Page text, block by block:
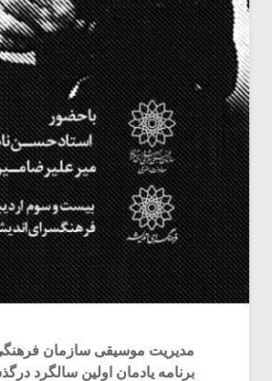
مدیریت موسیقی سازمان
برنامه یادمان اولین سالگرد